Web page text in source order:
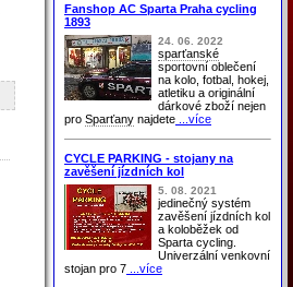
Fanshop AC Sparta Praha cycling
1893
24. 06. 2022
sparťanské
sportovní oblečení
na kolo, fotbal, hokej,
atletiku a originální
dárkové zboží nejen
pro Sparťany najdete ...více
CYCLE PARKING - stojany na
zavěšení jízdních kol
5. 08. 2021
jedinečný systém
zavěšení jízdních kol
a koloběžek od
Sparta cycling.
Univerzální venkovní
stojan pro 7 ...více